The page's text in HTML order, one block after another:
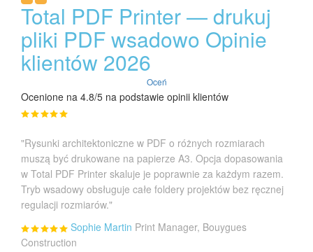
Total PDF Printer — drukuj
pliki PDF wsadowo Opinie
klientów 2026
Oceń
Ocenione na 4.8/5 na podstawie opinii klientów
"Rysunki architektoniczne w PDF o różnych rozmiarach
muszą być drukowane na papierze A3. Opcja dopasowania
w Total PDF Printer skaluje je poprawnie za każdym razem.
Tryb wsadowy obsługuje całe foldery projektów bez ręcznej
regulacji rozmiarów."
Sophie Martin Print Manager, Bouygues
Construction